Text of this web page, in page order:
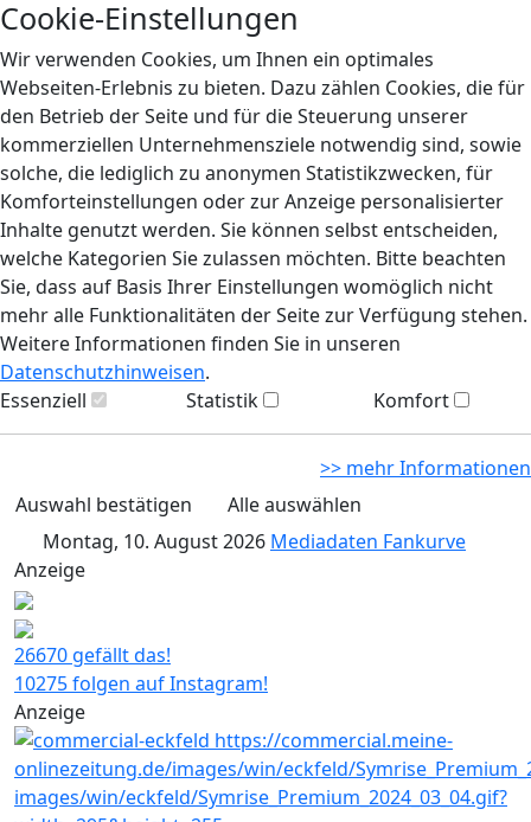
Cookie-Einstellungen
Wir verwenden Cookies, um Ihnen ein optimales
Webseiten-Erlebnis zu bieten. Dazu zählen Cookies, die für
den Betrieb der Seite und für die Steuerung unserer
kommerziellen Unternehmensziele notwendig sind, sowie
solche, die lediglich zu anonymen Statistikzwecken, für
Komforteinstellungen oder zur Anzeige personalisierter
Inhalte genutzt werden. Sie können selbst entscheiden,
welche Kategorien Sie zulassen möchten. Bitte beachten
Sie, dass auf Basis Ihrer Einstellungen womöglich nicht
mehr alle Funktionalitäten der Seite zur Verfügung stehen.
Weitere Informationen finden Sie in unseren
Datenschutzhinweisen.
Essenziell
Statistik Komfort
>> mehr Informationen
Auswahl bestätigen
Alle auswählen
Montag, 10. August 2026 Mediadaten Fankurve
Anzeige
26670 gefällt das!
10275 folgen auf Instagram!
Anzeige